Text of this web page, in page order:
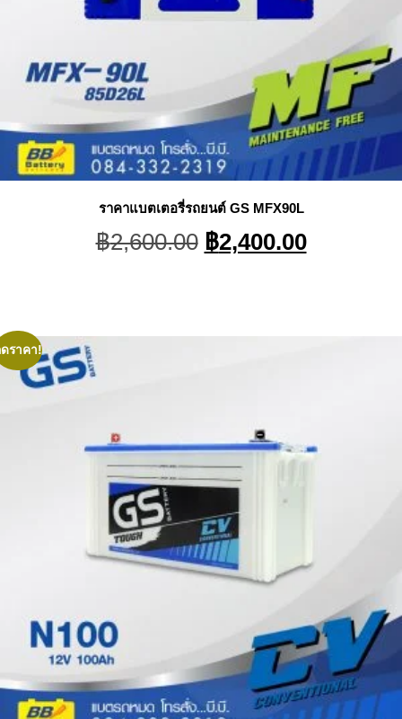
ราคาแบตเตอรี่รถยนต์ GS MFX90L
฿2,600.00 Original
price
฿2,400.00Current
price
ราคา!